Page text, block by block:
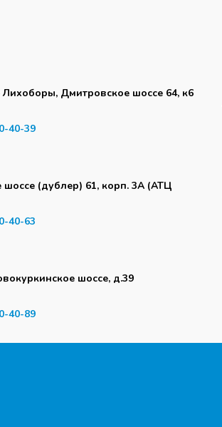
Лихоборы, Дмитровское шоссе 64, к6
40-39
шоссе (дублер) 61, корп. 3А (АТЦ
40-63
шоссе, д.39
40-89